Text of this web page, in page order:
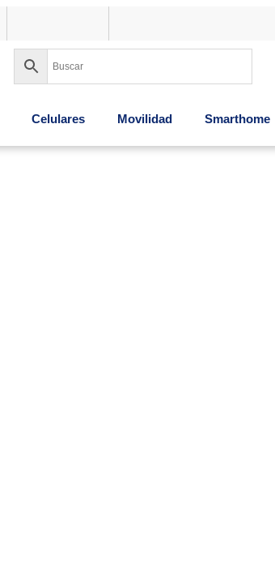
Celulares Movilidad Smarthome